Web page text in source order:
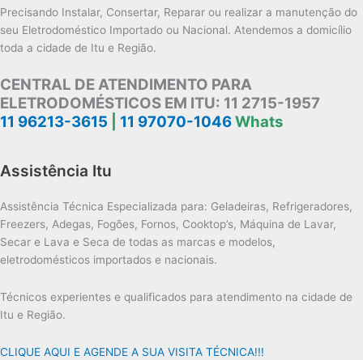
Precisando Instalar, Consertar, Reparar ou realizar a manutenção do
seu Eletrodoméstico Importado ou Nacional. Atendemos a domicílio
toda a cidade de Itu e Região.
CENTRAL DE ATENDIMENTO PARA
ELETRODOMÉSTICOS EM ITU: 11 2715-1957
11 96213-3615
11 97070-1046Whats
Assistência Itu
Assistência Técnica Especializada para: Geladeiras, Refrigeradores,
Freezers, Adegas, Fogões, Fornos, Cooktop’s, Máquina de Lavar,
Secar e Lava e Seca de todas as marcas e modelos,
eletrodomésticos importados e nacionais.
Técnicos experientes e qualificados para atendimento na cidade de
Itu e Região.
CLIQUE AQUI E AGENDE A SUA VISITA TÉCNICA!!!